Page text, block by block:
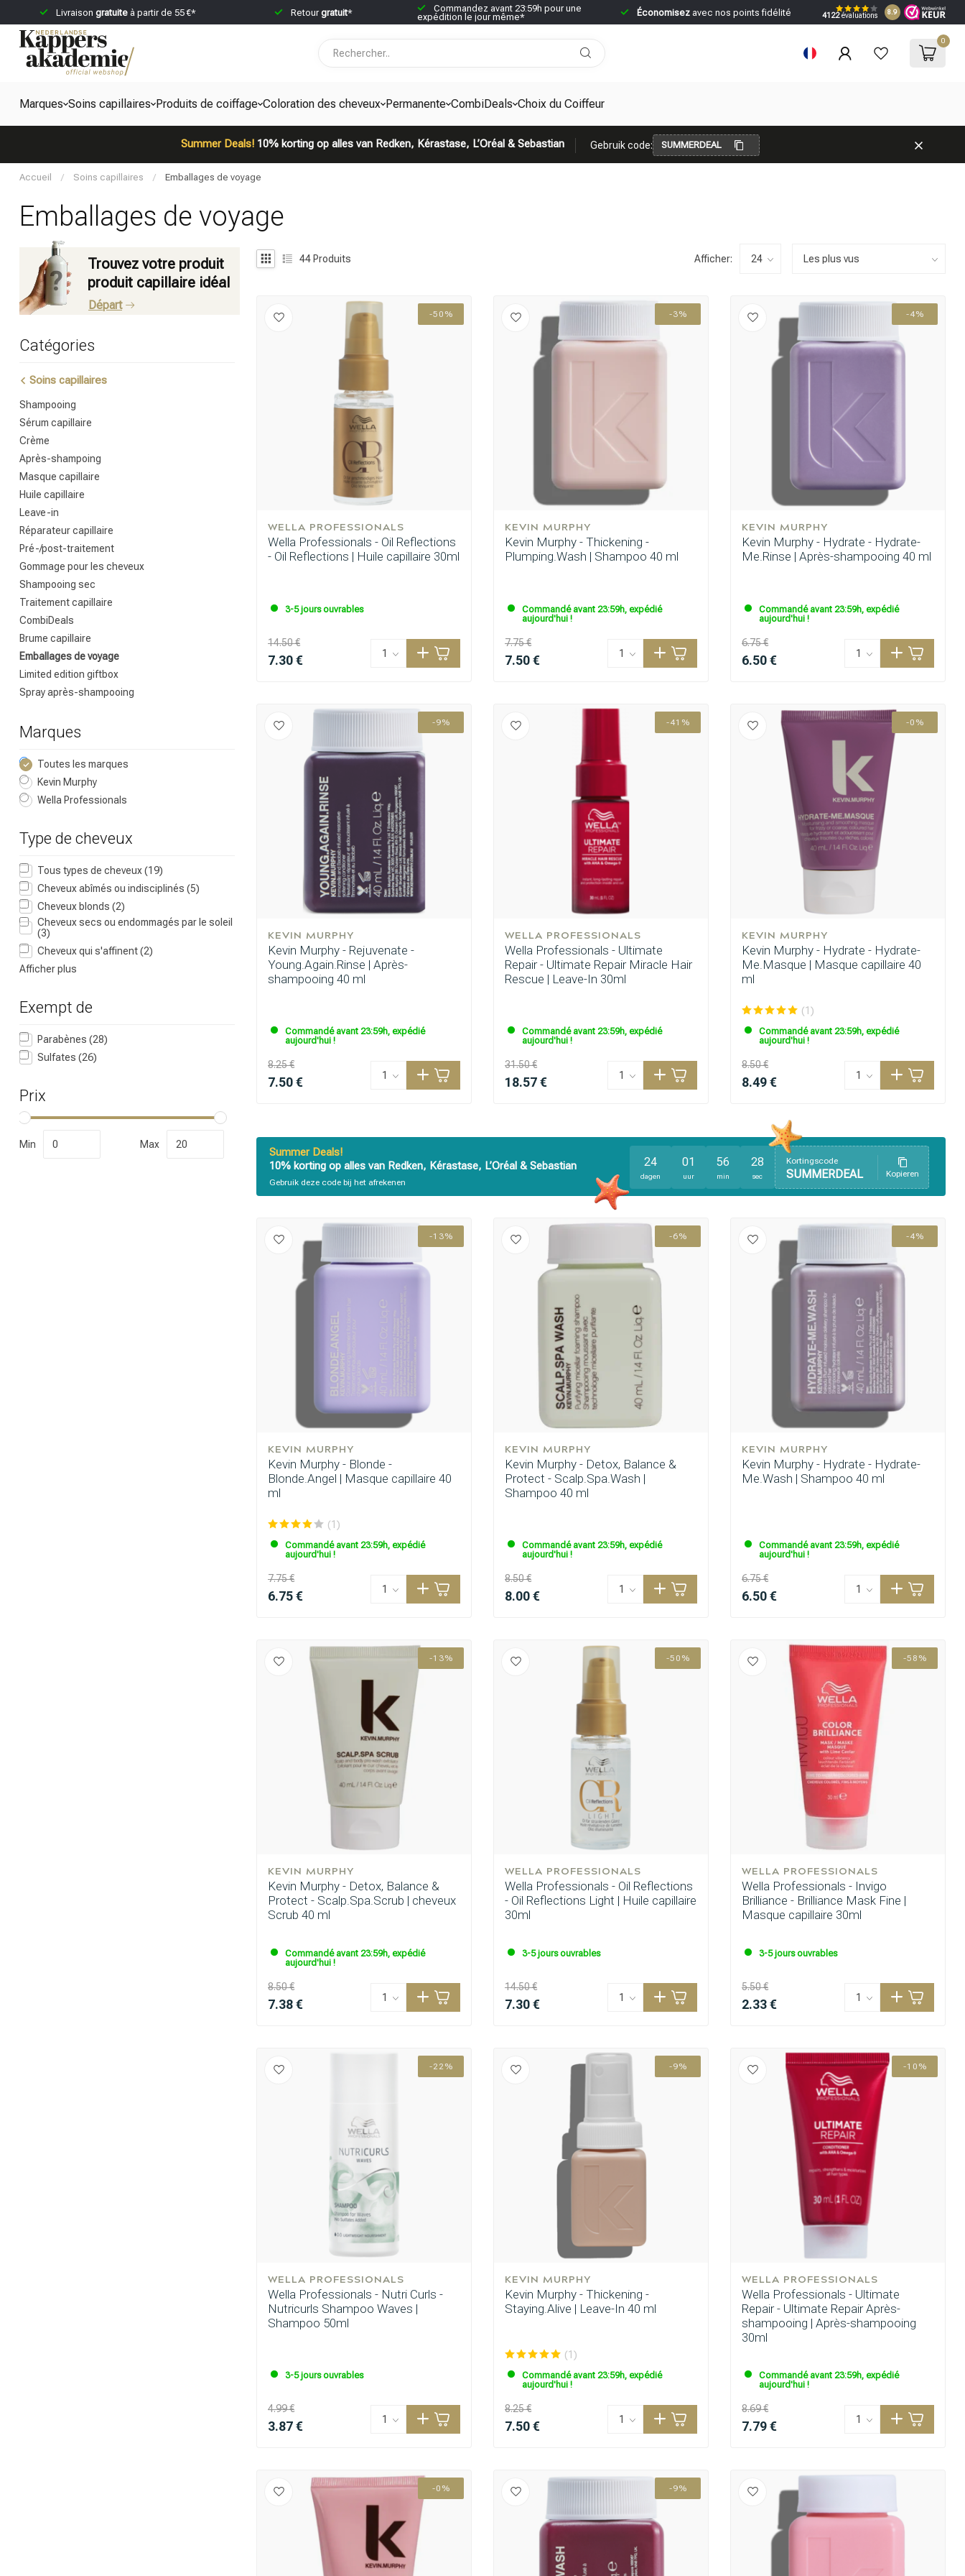
Livraison gratuiteà partir de 55 €* Retourgratuit*
Commandez avant 23:59h pour une
expédition le jour même*
Économisezavec nos points fidélité 4122évaluations 8.9
0
Marques Soins capillaires Produits de coiffage Coloration des cheveux Permanente CombiDeals Choix du Coiffeur
Summer Deals!10% korting op alles van Redken, Kérastase, L’Oréal & Sebastian Gebruik code: SUMMERDEAL
Quelle catégorie recherchez-vous?
Produits de coiffage Coloration des cheveux
CombiDeals Choix du Coiffeur
Accueil / Soins capillaires / Emballages de voyage
Emballages de voyage
Trouvez votre produit
produit capillaire idéal
Départ
Catégories
Soins capillaires
Shampooing
Sérum capillaire
Crème
Après-shampoing
Masque capillaire
Huile capillaire
Leave-in
Réparateur capillaire
Pré-/post-traitement
Gommage pour les cheveux
Shampooing sec
Traitement capillaire
CombiDeals
Brume capillaire
Emballages de voyage
Limited edition giftbox
Spray après-shampooing
Marques
Toutes les marques
Kevin Murphy
Wella Professionals
Type de cheveux
Tous types de cheveux(19)
Cheveux abîmés ou indisciplinés (5)
Cheveux blonds (2)
Cheveux secs ou endommagés par le soleil
(3)
Cheveux qui s'affinent(2)
Afficher plus
Exempt de
Parabènes (28)
Sulfates (26)
Prix
Min Max
44Produits Afficher:
-50%
WELLA PROFESSIONALS
Wella Professionals - Oil Reflections
- Oil Reflections | Huile capillaire 30ml
3-5 jours ouvrables
14.50 €
7.30 €
-3%
KEVIN MURPHY
Kevin Murphy - Thickening -
Plumping.Wash | Shampoo 40 ml
Commandé avant 23:59h, expédié
aujourd'hui !
7.75 €
7.50 €
-4%
KEVIN MURPHY
Kevin Murphy - Hydrate - Hydrate-
Me.Rinse | Après-shampooing 40 ml
Commandé avant 23:59h, expédié
aujourd'hui !
6.75 €
6.50 €
-9%
KEVIN MURPHY
Kevin Murphy - Rejuvenate -
Young.Again.Rinse | Après-
shampooing 40 ml
Commandé avant 23:59h, expédié
aujourd'hui !
8.25 €
7.50 €
-41%
WELLA PROFESSIONALS
Wella Professionals - Ultimate
Repair - Ultimate Repair Miracle Hair
Rescue | Leave-In 30ml
Commandé avant 23:59h, expédié
aujourd'hui !
31.50 €
18.57 €
-0%
KEVIN MURPHY
Kevin Murphy - Hydrate - Hydrate-
Me.Masque | Masque capillaire 40
ml
(1)
Commandé avant 23:59h, expédié
aujourd'hui !
8.50 €
8.49 €
Summer Deals!
10% korting op alles van Redken, Kérastase, L’Oréal & Sebastian
Gebruik deze code bij het afrekenen
24
dagen
01
uur
56
min
26
sec
Kortingscode
SUMMERDEAL Kopieren
-13%
KEVIN MURPHY
Kevin Murphy - Blonde -
Blonde.Angel | Masque capillaire 40
ml
(1)
Commandé avant 23:59h, expédié
aujourd'hui !
7.75 €
6.75 €
-6%
KEVIN MURPHY
Kevin Murphy - Detox, Balance &
Protect - Scalp.Spa.Wash |
Shampoo 40 ml
Commandé avant 23:59h, expédié
aujourd'hui !
8.50 €
8.00 €
-4%
KEVIN MURPHY
Kevin Murphy - Hydrate - Hydrate-
Me.Wash | Shampoo 40 ml
Commandé avant 23:59h, expédié
aujourd'hui !
6.75 €
6.50 €
-13%
KEVIN MURPHY
Kevin Murphy - Detox, Balance &
Protect - Scalp.Spa.Scrub | cheveux
Scrub 40 ml
Commandé avant 23:59h, expédié
aujourd'hui !
8.50 €
7.38 €
-50%
WELLA PROFESSIONALS
Wella Professionals - Oil Reflections
- Oil Reflections Light | Huile capillaire
30ml
3-5 jours ouvrables
14.50 €
7.30 €
-58%
WELLA PROFESSIONALS
Wella Professionals - Invigo
Brilliance - Brilliance Mask Fine |
Masque capillaire 30ml
3-5 jours ouvrables
5.50 €
2.33 €
-22%
WELLA PROFESSIONALS
Wella Professionals - Nutri Curls -
Nutricurls Shampoo Waves |
Shampoo 50ml
3-5 jours ouvrables
4.99 €
3.87 €
-9%
KEVIN MURPHY
Kevin Murphy - Thickening -
Staying.Alive | Leave-In 40 ml
(1)
Commandé avant 23:59h, expédié
aujourd'hui !
8.25 €
7.50 €
-10%
WELLA PROFESSIONALS
Wella Professionals - Ultimate
Repair - Ultimate Repair Après-
shampooing | Après-shampooing
30ml
Commandé avant 23:59h, expédié
aujourd'hui !
8.69 €
7.79 €
-0% -9%